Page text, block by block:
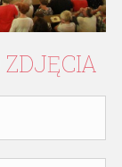
ZDJĘCIA